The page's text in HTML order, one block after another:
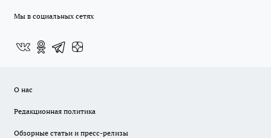
Мы в социальных сетях
О нас
Редакционная политика
Обзорные статьи и пресс-релизы